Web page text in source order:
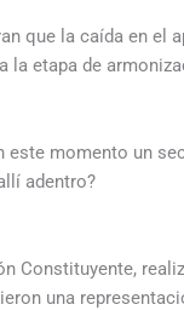
que la caída en el
la etapa de
este momento un
adentro?
Constituyente,
una